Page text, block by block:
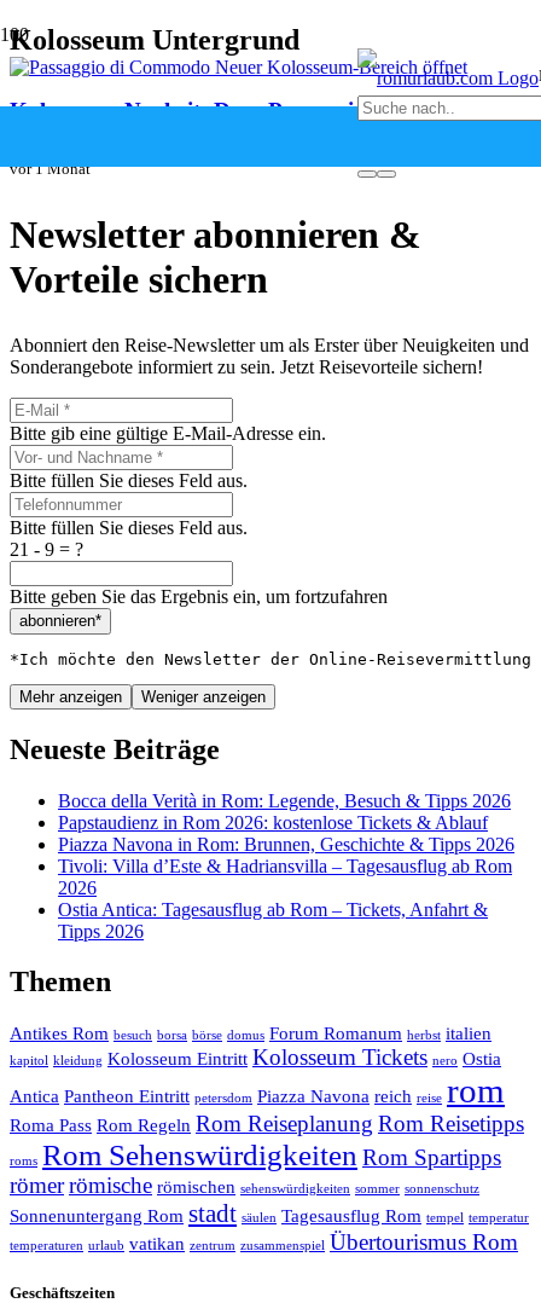
Kolosseum Untergrund
Kolosseum-Neuheit: Der „Passaggio di Commodo“
vor 1 Monat
Newsletter abonnieren &
Vorteile sichern
Abonniert den Reise-Newsletter um als Erster über Neuigkeiten und
Sonderangebote informiert zu sein. Jetzt Reisevorteile sichern!
Bitte gib eine gültige E-Mail-Adresse ein.
Bitte füllen Sie dieses Feld aus.
Bitte füllen Sie dieses Feld aus.
21 - 9 = ?
Bitte geben Sie das Ergebnis ein, um fortzufahren
abonnieren*
*Ich möchte den Newsletter der Online-
Mehr anzeigen Weniger anzeigen
Neueste Beiträge
Bocca della Verità in Rom: Legende, Besuch & Tipps 2026
Papstaudienz in Rom 2026: kostenlose Tickets & Ablauf
Piazza Navona in Rom: Brunnen, Geschichte & Tipps 2026
Tivoli: Villa d’Este & Hadriansvilla – Tagesausflug ab Rom
2026
Ostia Antica: Tagesausflug ab Rom – Tickets, Anfahrt &
Tipps 2026
Themen
Antikes Rom besuch borsa börse domus Forum Romanum herbst italien
kapitol kleidung Kolosseum Eintritt Kolosseum Tickets nero Ostia
Antica Pantheon Eintritt petersdom Piazza Navona reich reise rom
Roma Pass Rom Regeln Rom Reiseplanung Rom Reisetipps
roms Rom Sehenswürdigkeiten Rom Spartipps
römerrömische römischen sehenswürdigkeiten sommer sonnenschutz
Sonnenuntergang Rom stadt säulen Tagesausflug Rom tempel temperatur
temperaturen urlaub vatikan zentrum zusammenspiel Übertourismus Rom
Geschäftszeiten